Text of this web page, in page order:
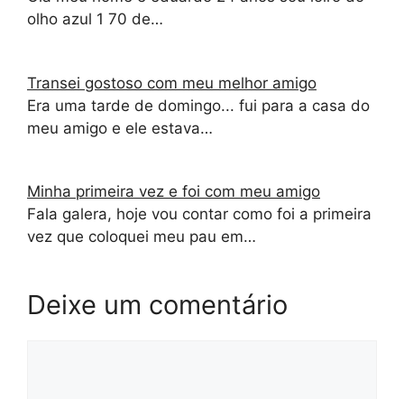
olho azul 1 70 de…
Transei gostoso com meu melhor amigo
Era uma tarde de domingo... fui para a casa do
meu amigo e ele estava…
Minha primeira vez e foi com meu amigo
Fala galera, hoje vou contar como foi a primeira
vez que coloquei meu pau em…
Deixe um comentário